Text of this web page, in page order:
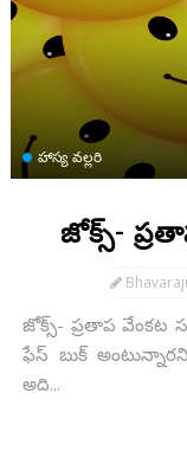
హాస్య వల్లరి
జోక్స్-
జోక్స్- ప్రతాప వేంకట
ఫేస్ బుక్
అది...